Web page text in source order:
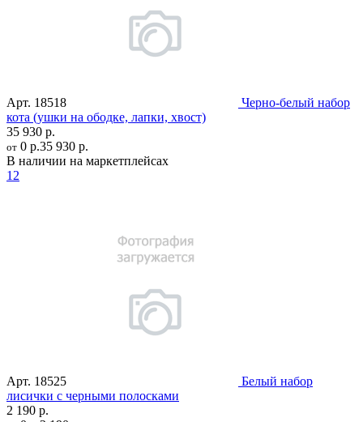
Арт. 18518
Черно-белый набор
кота (ушки на ободке, лапки, хвост)
35 930 р.
от 0 р.35 930 р.
В наличии на маркетплейсах
12
Арт. 18525
Белый набор
лисички с черными полосками
2 190 р.